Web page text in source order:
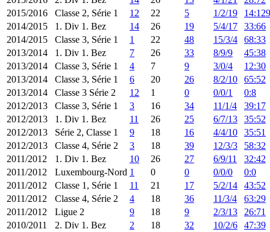
2015/2016
Classe 2, Série 1 12 22 5 1/2/19
14:129
2014/2015
1. Div 1. Bez 14 26 19 5/4/17
33:66
2014/2015
Classe 3, Série 1 1 22 48 15/3/4
68:33
2013/2014
1. Div 1. Bez 7 26 33 8/9/9
45:38
2013/2014
Classe 3, Série 1 4 7 9 3/0/4
12:30
2013/2014
Classe 3, Série 1 6 20 26 8/2/10
65:52
2013/2014
Classe 3 Série 2 12 1 0 0/0/1
0:8
2012/2013
Classe 3, Série 1 3 16 34 11/1/4
39:17
2012/2013
1. Div 1. Bez 11 26 25 6/7/13
35:52
2012/2013
Série 2, Classe 1 9 18 16 4/4/10
35:51
2012/2013
Classe 4, Série 2 3 18 39 12/3/3
58:32
2011/2012
1. Div 1. Bez 10 26 27 6/9/11
32:42
2011/2012
Luxembourg-Nord 1 0 0 0/0/0
0:0
2011/2012
Classe 1, Série 1 11 21 17 5/2/14
43:52
2011/2012
Classe 4, Série 2 4 18 36 11/3/4
63:29
2011/2012
Ligue 2 9 18 9 2/3/13
26:71
2010/2011
2. Div 1. Bez 2 18 32 10/2/6
47:39